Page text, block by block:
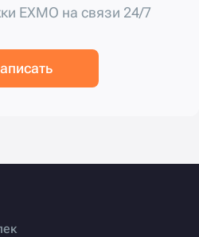
EXMO на связи 24/7